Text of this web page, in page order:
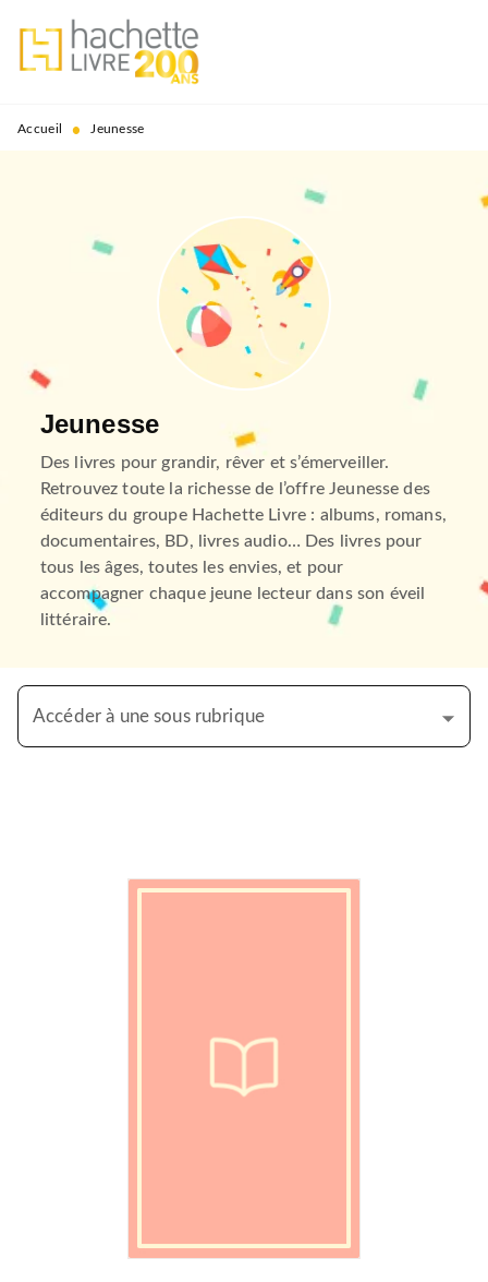
MENU RECHERCHE
PIED DE PAGE
Accueil • Jeunesse
Jeunesse
Des livres pour grandir, rêver et s’émerveiller.
Retrouvez toute la richesse de l’offre Jeunesse des
éditeurs du groupe Hachette Livre : albums, romans,
documentaires, BD, livres audio… Des livres pour
tous les âges, toutes les envies, et pour
accompagner chaque jeune lecteur dans son éveil
littéraire.
Accéder à une sous rubrique